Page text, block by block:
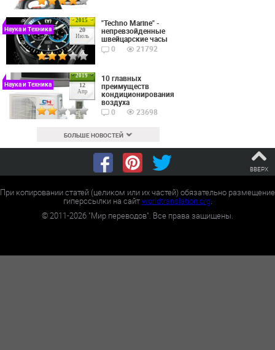
2015
20
Июль
Наука и Техника
"Techno Marine" -
непревзойденные
швейцарские часы
0
21792
2019
12
Апр
Наука и Техника
10 главных
преимуществ
кондиционирования
воздуха
0
23698
БОЛЬШЕ НОВОСТЕЙ
ВВЕРХ
При копировании статей (целиком или их частей) обязательно размещение
гиперссылки на сайтworldtranslation.org.
©2011-2026 "Мир переводов". Все права защищены.